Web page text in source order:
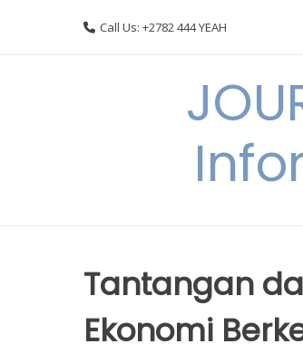
Call Us: +2782 444 YEAH
Tantangan
Ekonomi